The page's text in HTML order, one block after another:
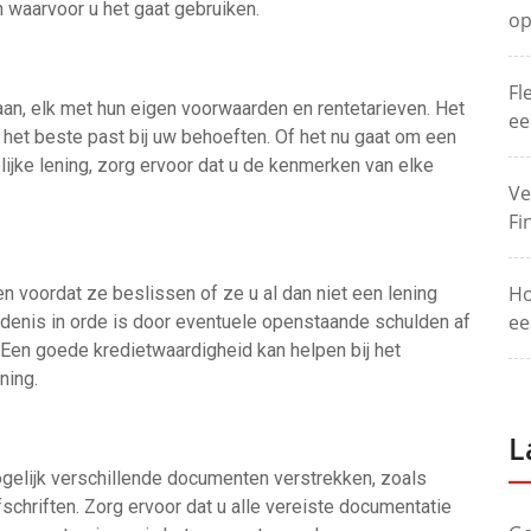
u het gaat gebruiken.
elk met hun eigen voorwaarden en rentetarieven. Het
beste past bij uw behoeften. Of het nu gaat om een
lening, zorg ervoor dat u de kenmerken van elke
voordat ze beslissen of ze u al dan niet een lening
in orde is door eventuele openstaande schulden af
goede kredietwaardigheid kan helpen bij het
verschillende documenten verstrekken, zoals
Zorg ervoor dat u alle vereiste documentatie